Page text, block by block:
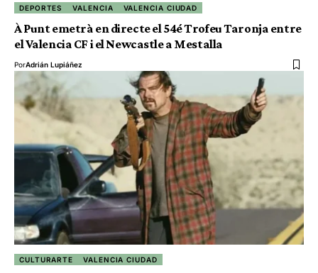
DEPORTES VALENCIA VALENCIA CIUDAD
À Punt emetrà en directe el 54é Trofeu Taronja entre
el Valencia CF i el Newcastle a Mestalla
PorAdrián Lupiáñez
CULTURARTE VALENCIA CIUDAD